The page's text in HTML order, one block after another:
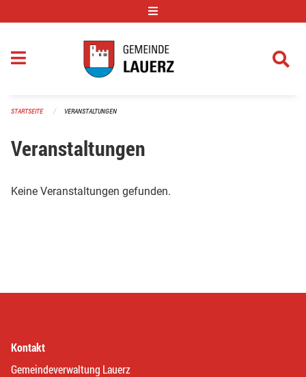
STARTSEITE VERANSTALTUNGEN
Veranstaltungen
Keine Veranstaltungen gefunden.
Kontakt
Gemeindeverwaltung Lauerz